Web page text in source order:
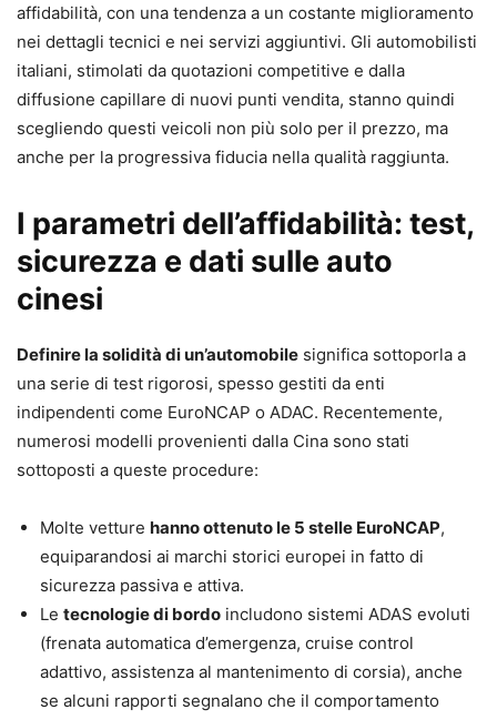
affidabilità, con una tendenza a un costante miglioramento
nei dettagli tecnici e nei servizi aggiuntivi. Gli automobilisti
italiani, stimolati da quotazioni competitive e dalla
diffusione capillare di nuovi punti vendita, stanno quindi
scegliendo questi veicoli non più solo per il prezzo, ma
anche per la progressiva fiducia nella qualità raggiunta.
I parametri dell’affidabilità: test,
sicurezza e dati sulle auto
cinesi
Definire la solidità di un’automobile significa sottoporla a
una serie di test rigorosi, spesso gestiti da enti
indipendenti come EuroNCAP o ADAC. Recentemente,
numerosi modelli provenienti dalla Cina sono stati
sottoposti a queste procedure:
Molte vetture hanno ottenuto le 5 stelle EuroNCAP,
equiparandosi ai marchi storici europei in fatto di
sicurezza passiva e attiva.
Le tecnologie di bordo includono sistemi ADAS evoluti
(frenata automatica d’emergenza, cruise control
adattivo, assistenza al mantenimento di corsia), anche
se alcuni rapporti segnalano che il comportamento